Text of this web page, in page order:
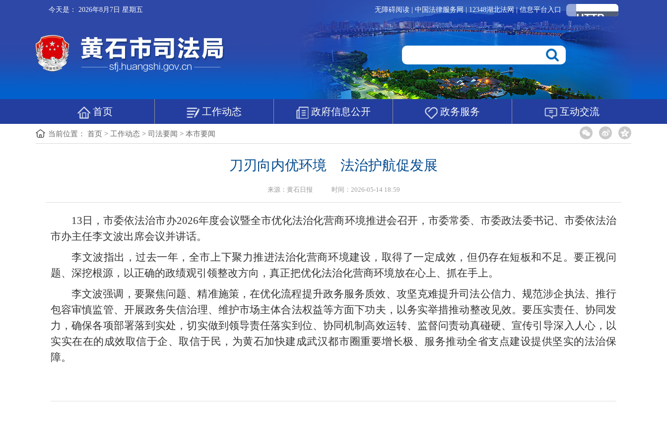
今天是： 2026年8月7日 星期五 无障碍阅读 中国法律服务网 12348湖北法网|信息平台入口
首页 工作动态 政府信息公开 政务服务 互动交流
当前位置： 首页 > 工作动态 > 司法要闻 > 本市要闻
刀刃向内优环境 法治护航促发展
来源：黄石日报 时间：2026-05-14 18:59
13日，市委依法治市办2026年度会议暨全市优化法治化营商环境推进会召开，市委常委、市委政法委书记、市委依法治
市办主任李文波出席会议并讲话。
李文波指出，过去一年，全市上下聚力推进法治化营商环境建设，取得了一定成效，但仍存在短板和不足。要正视问
题、深挖根源，以正确的政绩观引领整改方向，真正把优化法治化营商环境放在心上、抓在手上。
李文波强调，要聚焦问题、精准施策，在优化流程提升政务服务质效、攻坚克难提升司法公信力、规范涉企执法、推行
包容审慎监管、开展政务失信治理、维护市场主体合法权益等方面下功夫，以务实举措推动整改见效。要压实责任、协同发
力，确保各项部署落到实处，切实做到领导责任落实到位、协同机制高效运转、监督问责动真碰硬、宣传引导深入人心，以
实实在在的成效取信于企、取信于民，为黄石加快建成武汉都市圈重要增长极、服务推动全省支点建设提供坚实的法治保
障。